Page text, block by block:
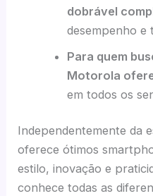
dobrável
desempenho e
Para quem
Motorola
em todos os
Independentemente da
oferece ótimos
estilo, inovação e
conhece todas as